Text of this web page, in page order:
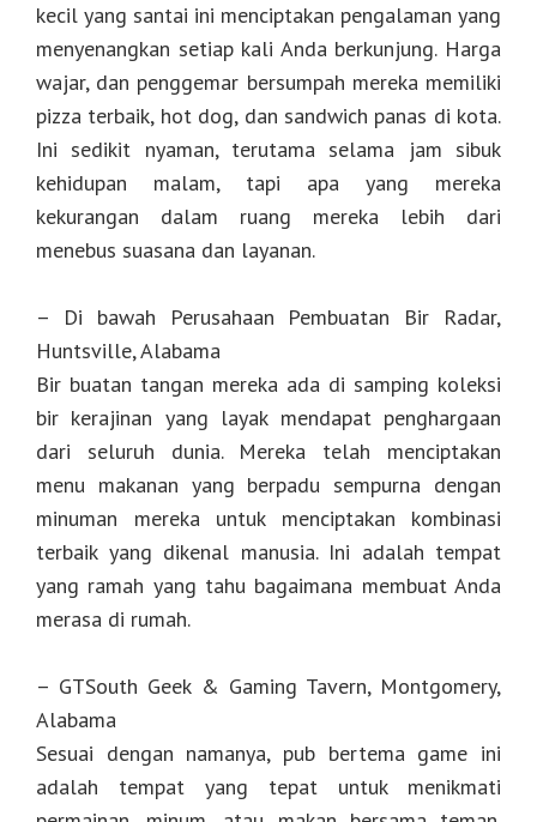
kecil yang santai ini menciptakan pengalaman yang
menyenangkan setiap kali Anda berkunjung. Harga
wajar, dan penggemar bersumpah mereka memiliki
pizza terbaik, hot dog, dan sandwich panas di kota.
Ini sedikit nyaman, terutama selama jam sibuk
kehidupan malam, tapi apa yang mereka
kekurangan dalam ruang mereka lebih dari
menebus suasana dan layanan.
– Di bawah Perusahaan Pembuatan Bir Radar,
Huntsville, Alabama
Bir buatan tangan mereka ada di samping koleksi
bir kerajinan yang layak mendapat penghargaan
dari seluruh dunia. Mereka telah menciptakan
menu makanan yang berpadu sempurna dengan
minuman mereka untuk menciptakan kombinasi
terbaik yang dikenal manusia. Ini adalah tempat
yang ramah yang tahu bagaimana membuat Anda
merasa di rumah.
– GTSouth Geek & Gaming Tavern, Montgomery,
Alabama
Sesuai dengan namanya, pub bertema game ini
adalah tempat yang tepat untuk menikmati